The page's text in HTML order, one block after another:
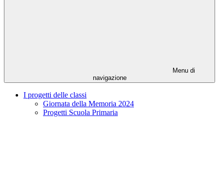
Menu di
navigazione
I progetti delle classi
Giornata della Memoria 2024
Progetti Scuola Primaria